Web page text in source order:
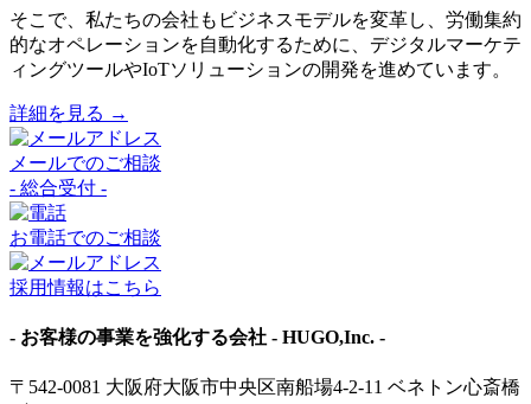
そこで、私たちの会社もビジネスモデルを変革し、労働集約
的なオペレーションを自動化するために、デジタルマーケテ
ィングツールやIoTソリューションの開発を進めています。
詳細を見る →
メールでのご相談
- 総合受付 -
お電話でのご相談
採用情報はこちら
- お客様の事業を強化する会社 - HUGO,Inc. -
〒542-0081 大阪府大阪市中央区南船場4-2-11 ベネトン心斎橋